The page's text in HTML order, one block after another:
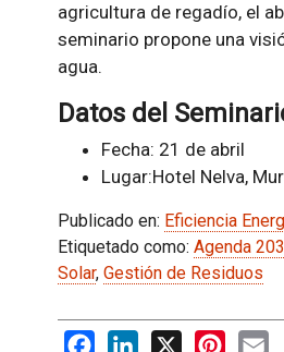
agricultura de regadío, el
seminario propone una
agua.
Datos del
Fecha: 21 de abril
Lugar:Hotel Nelva,
Publicado en: Eficiencia
Etiquetado como: Agenda
Solar, Gestión de Residuos
FacebookLinkedIn
X